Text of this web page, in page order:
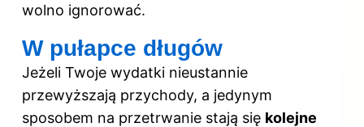
wolno ignorować.
W pułapce długów
Jeżeli Twoje wydatki nieustannie
przewyższają przychody, a jedynym
sposobem na przetrwanie stają się kolejne